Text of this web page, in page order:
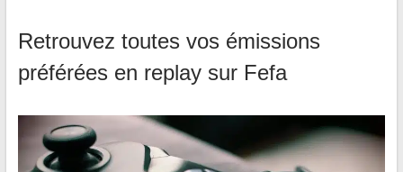
Retrouvez toutes vos émissions
préférées en replay sur Fefa